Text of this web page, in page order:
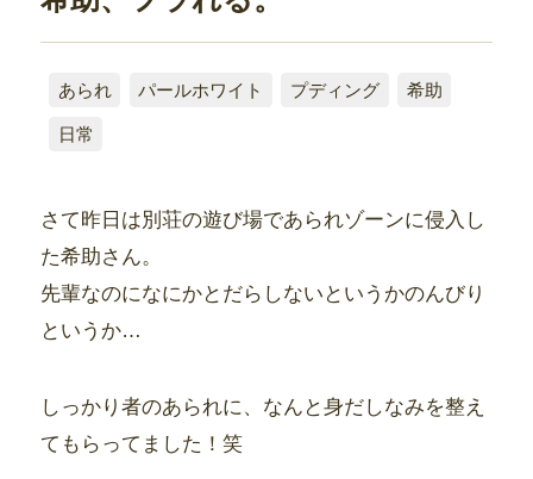
あられ パールホワイト プディング 希助
日常
さて昨日は別荘の遊び場であられゾーンに侵入し
た希助さん。
先輩なのになにかとだらしないというかのんびり
というか…
しっかり者のあられに、なんと身だしなみを整え
てもらってました！笑